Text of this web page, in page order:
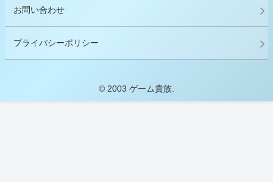
お問い合わせ
プライバシーポリシー
© 2003 ゲーム貴族.